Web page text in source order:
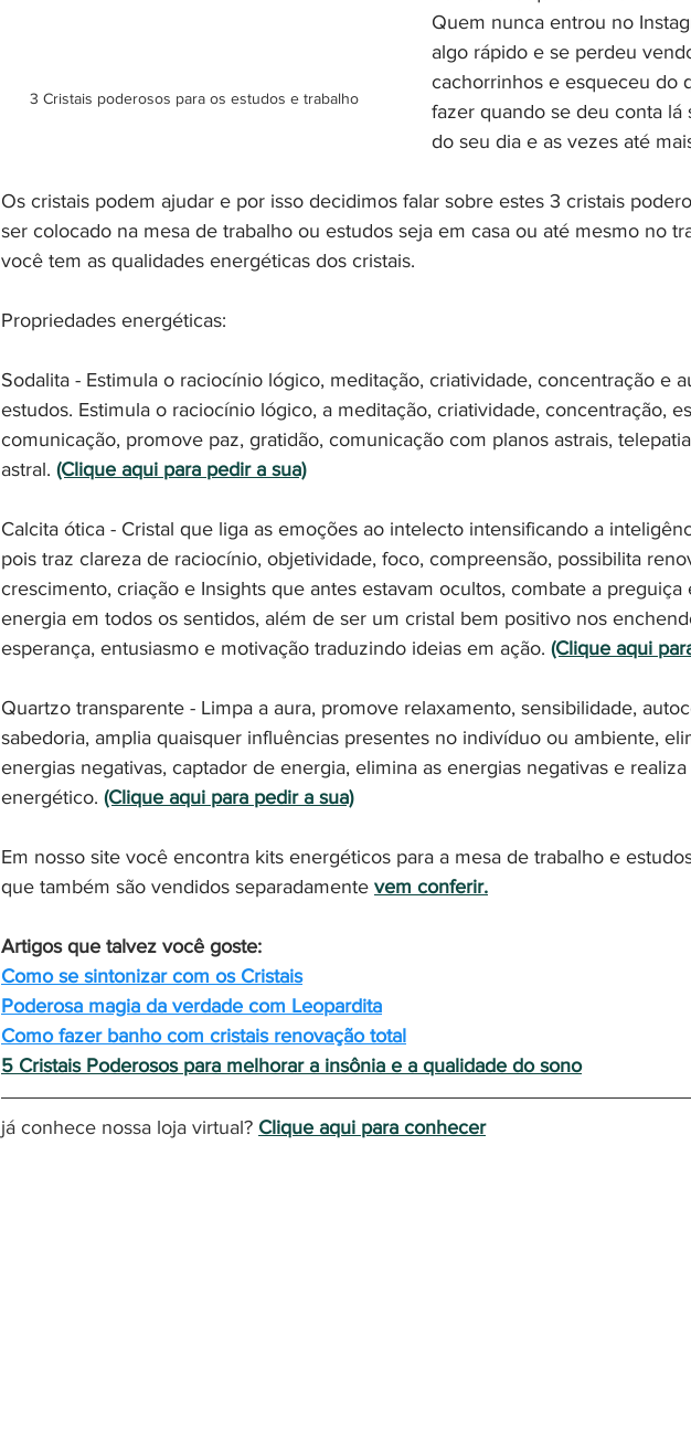
3 Cristais poderosos para os estudos e trabalho
Quem nunca entrou no
algo rápido e se perdeu
cachorrinhos e esqueceu do
fazer quando se deu conta lá
do seu dia e as vezes até
Os cristais podem ajudar e por isso decidimos falar sobre estes 3 cristais
ser colocado na mesa de trabalho ou estudos seja em casa ou até mesmo no
você tem as qualidades energéticas dos cristais.
Propriedades energéticas:
Sodalita - Estimula o raciocínio lógico, meditação, criatividade, concentração e
estudos. Estimula o raciocínio lógico, a meditação, criatividade, concentração,
comunicação, promove paz, gratidão, comunicação com planos astrais,
astral. (Clique aqui para pedir a sua)
Calcita ótica - Cristal que liga as emoções ao intelecto intensificando a
pois traz clareza de raciocínio, objetividade, foco, compreensão, possibilita
crescimento, criação e Insights que antes estavam ocultos, combate a preguiça
energia em todos os sentidos, além de ser um cristal bem positivo nos
esperança, entusiasmo e motivação traduzindo ideias em ação. (Clique aqui
Quartzo transparente - Limpa a aura, promove relaxamento, sensibilidade,
sabedoria, amplia quaisquer influências presentes no indivíduo ou ambiente,
energias negativas, captador de energia, elimina as energias negativas e
energético. (Clique aqui para pedir a sua)
Em nosso site você encontra kits energéticos para a mesa de trabalho e
que também são vendidos separadamente vem conferir.
Artigos que talvez você goste:
Como se sintonizar com os Cristais
Poderosa magia da verdade com Leopardita
Como fazer banho com cristais renovação total
5 Cristais Poderosos para melhorar a insônia e a qualidade do sono
já conhece nossa loja virtual? Clique aqui para conhecer